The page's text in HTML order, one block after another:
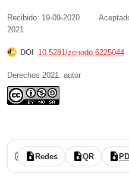
Recibido: 19-09-2020
2021
DOI 10.5281/zenodo.6225044
Derechos 2021: autor
Vol. 9 Núm. 17 (2021):
revisado por pares
Redes QR